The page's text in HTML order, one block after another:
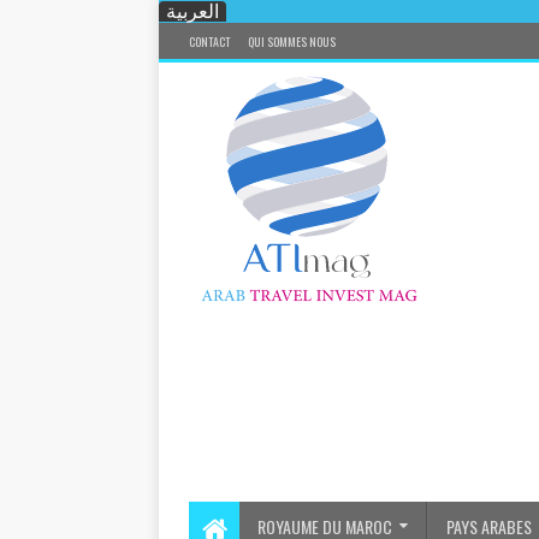
العربية
CONTACT QUI SOMMES NOUS
ROYAUME DU MAROC PAYS ARABES